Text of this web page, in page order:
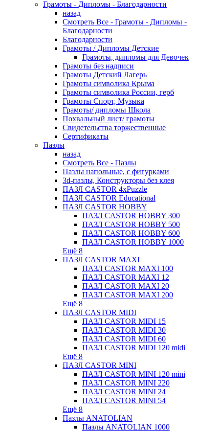
Грамоты - Дипломы - Благодарности
назад
Смотреть Все - Грамоты - Дипломы -
Благодарности
Благодарности
Грамоты / Дипломы Детские
Грамоты, дипломы для Девочек
Грамоты без надписи
Грамоты Детский Лагерь
Грамоты символика Крыма
Грамоты символика России, герб
Грамоты Спорт, Музыка
Грамоты/ дипломы Школа
Похвальный лист/ грамоты
Свидетельства торжественные
Сертификаты
Пазлы
назад
Смотреть Все - Пазлы
Пазлы напольные, с фигурками
3d-пазлы, Конструкторы без клея
ПАЗЛ CASTOR 4xPuzzle
ПАЗЛ CASTOR Educational
ПАЗЛ CASTOR HOBBY
ПАЗЛ CASTOR HOBBY 300
ПАЗЛ CASTOR HOBBY 500
ПАЗЛ CASTOR HOBBY 600
ПАЗЛ CASTOR HOBBY 1000
Ещё 8
ПАЗЛ CASTOR MAXI
ПАЗЛ CASTOR MAXI 100
ПАЗЛ CASTOR MAXI 12
ПАЗЛ CASTOR MAXI 20
ПАЗЛ CASTOR MAXI 200
Ещё 8
ПАЗЛ CASTOR MIDI
ПАЗЛ CASTOR MIDI 15
ПАЗЛ CASTOR MIDI 30
ПАЗЛ CASTOR MIDI 60
ПАЗЛ CASTOR MIDI 120 midi
Ещё 8
ПАЗЛ CASTOR MINI
ПАЗЛ CASTOR MINI 120 mini
ПАЗЛ CASTOR MINI 220
ПАЗЛ CASTOR MINI 24
ПАЗЛ CASTOR MINI 54
Ещё 8
Пазлы ANATOLIAN
Пазлы ANATOLIAN 1000